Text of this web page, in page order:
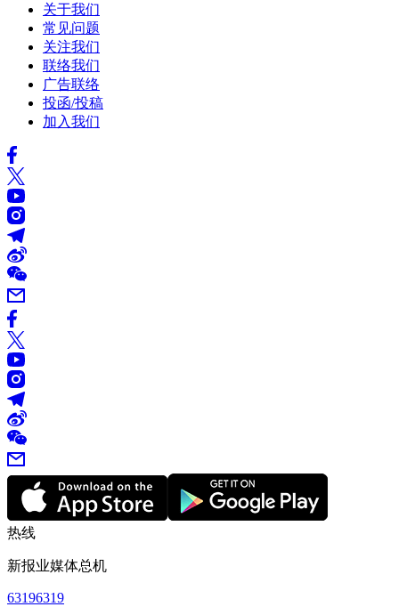
关于我们
常见问题
关注我们
联络我们
广告联络
投函/投稿
加入我们
热线
新报业媒体总机
63196319